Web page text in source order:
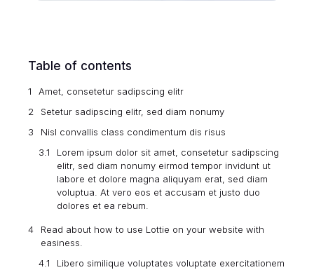
Table of contents
Amet, consetetur sadipscing elitr
Setetur sadipscing elitr, sed diam nonumy
Nisl convallis class condimentum dis risus
Lorem ipsum dolor sit amet, consetetur sadipscing
elitr, sed diam nonumy eirmod tempor invidunt ut
labore et dolore magna aliquyam erat, sed diam
voluptua. At vero eos et accusam et justo duo
dolores et ea rebum.
Read about how to use Lottie on your website with
easiness.
Libero similique voluptates voluptate exercitationem